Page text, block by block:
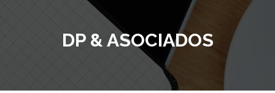
DP & ASOCIADOS